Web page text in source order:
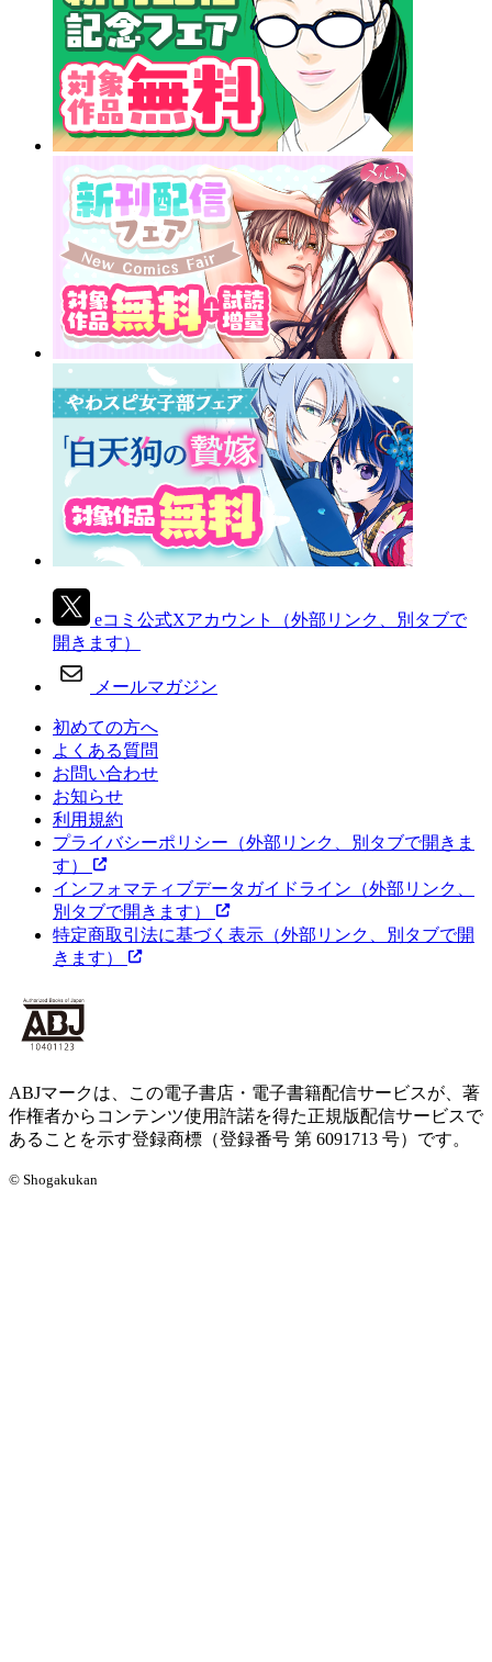
eコミ公式Xアカウント
（外部リンク、別タブで
開きます）
メールマガジン
初めての方へ
よくある質問
お問い合わせ
お知らせ
利用規約
プライバシーポリシー （外部リンク、別タブで開きま
す）
インフォマティブデータガイドライン （外部リンク、
別タブで開きます）
特定商取引法に基づく表示 （外部リンク、別タブで開
きます）
ABJマークは、この電子書店・電子書籍配信サービスが、著
作権者からコンテンツ使用許諾を得た正規版配信サービスで
あることを示す登録商標（登録番号 第 6091713 号）です。
© Shogakukan